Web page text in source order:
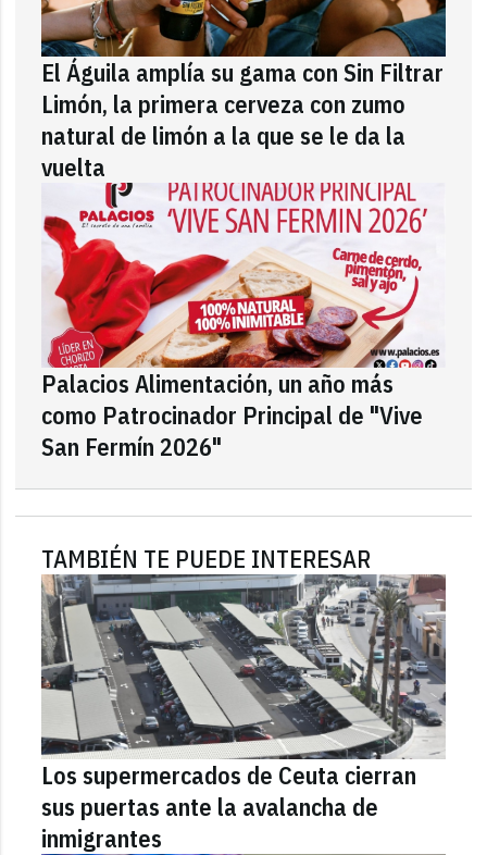
El Águila amplía su gama con Sin Filtrar
Limón, la primera cerveza con zumo
natural de limón a la que se le da la
vuelta
Palacios Alimentación, un año más
como Patrocinador Principal de "Vive
San Fermín 2026"
TAMBIÉN TE PUEDE INTERESAR
Los supermercados de Ceuta cierran
sus puertas ante la avalancha de
inmigrantes